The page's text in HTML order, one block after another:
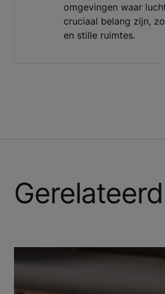
omgevingen waar
cruciaal belang zijn,
en stille ruimtes.
Gerelateerd